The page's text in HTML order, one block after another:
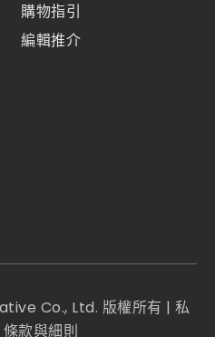
購物指引
編輯推介
Co., Ltd. 版權所有 | 私
條款與細則